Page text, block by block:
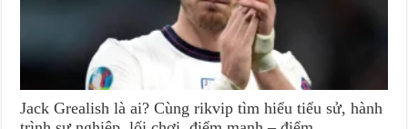
Jack Grealish là ai? Cùng rikvip tìm hiểu tiểu sử, hành